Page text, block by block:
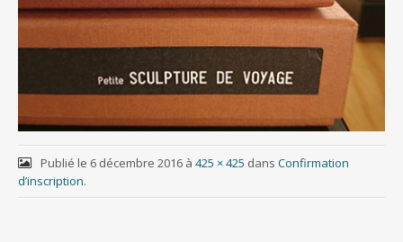
Publié le 6 décembre 2016à 425 × 425 dans Confirmation
d’inscription.